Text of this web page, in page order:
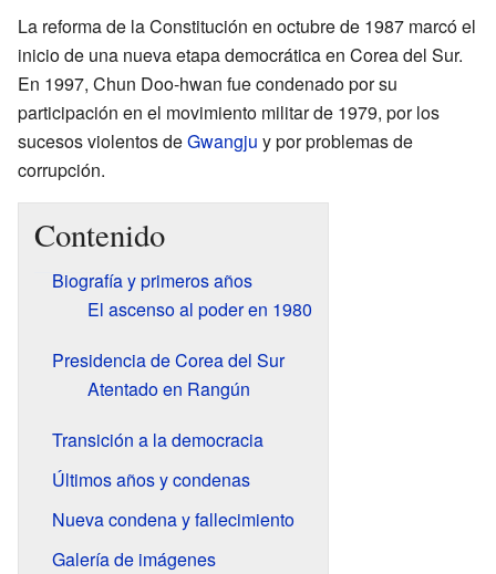
La reforma de la Constitución en octubre de 1987 marcó el
inicio de una nueva etapa democrática en Corea del Sur.
En 1997, Chun Doo-hwan fue condenado por su
participación en el movimiento militar de 1979, por los
sucesos violentos deGwangju y por problemas de
corrupción.
Contenido
Biografía y primeros años
El ascenso al poder en 1980
Presidencia de Corea del Sur
Atentado en Rangún
Transición a la democracia
Últimos años y condenas
Nueva condena y fallecimiento
Galería de imágenes